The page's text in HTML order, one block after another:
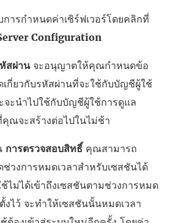
ารกำหนดค่าเซิร์ฟเวอร์โดยคลิกที่
Configuration
สผ่านจะอนุญาตให้คุณกำหนดข้อ
เกี่ยวกับรหัสผ่านที่จะใช้กับบัญชีผู้ใช้
จะนำไปใช้กับบัญชีผู้ใช้การดูแล
คุณจะสร้างต่อไปในไม่ช้า
การตรวจสอบสิทธิ์ คุณสามารถ
วงการหมดเวลาสำหรับเซสชันได้
ไม่ได้เข้าถึงเซสชันตามช่วงการหมด
งไว้ จะทำให้เซสชันนั้นหมดเวลา